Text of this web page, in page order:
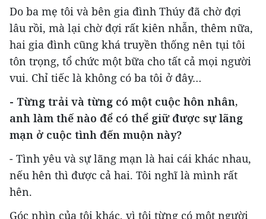
Do ba mẹ tôi và bên gia đình Thúy đã chờ đợi
lâu rồi, mà lại chờ đợi rất kiên nhẫn, thêm nữa,
hai gia đình cũng khá truyền thống nên tụi tôi
tôn trọng, tổ chức một bữa cho tất cả mọi người
vui. Chỉ tiếc là không có ba tôi ở đây…
- Từng trải và từng có một cuộc hôn nhân,
anh làm thế nào để có thể giữ được sự lãng
mạn ở cuộc tình đến muộn này?
- Tình yêu và sự lãng mạn là hai cái khác nhau,
nếu hên thì được cả hai. Tôi nghĩ là mình rất
hên.
Góc nhìn của tôi khác, vì tôi từng có một người